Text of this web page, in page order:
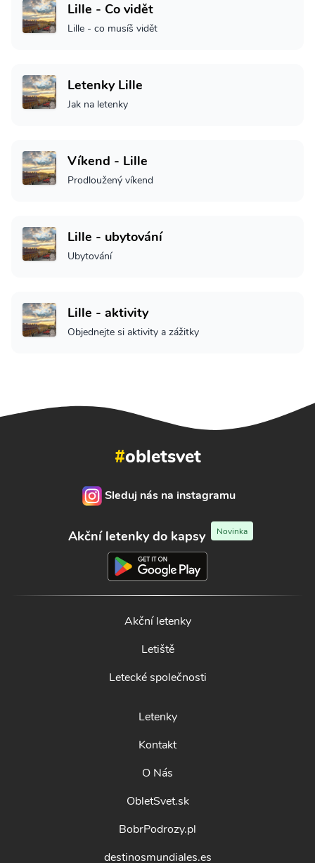
Lille - Co vidět
Lille - co musíš vidět
Letenky Lille
Jak na letenky
Víkend - Lille
Prodloužený víkend
Lille - ubytování
Ubytování
Lille - aktivity
Objednejte si aktivity a zážitky
#obletsvet
Sleduj nás na instagramu
Akční letenky do kapsy Novinka
Akční letenky
Letiště
Letecké společnosti
Letenky
Kontakt
O Nás
ObletSvet.sk
BobrPodrozy.pl
destinosmundiales.es